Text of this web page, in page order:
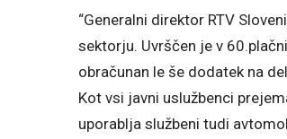
“Generalni direktor RTV
sektorju. Uvrščen je v
obračunan le še dodatek na
Kot vsi javni uslužbenci
uporablja službeni tudi